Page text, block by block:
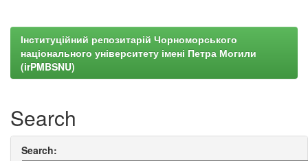
Інституційний репозитарій Чорноморського
національного університету імені Петра Могили
(irPMBSNU)
Search
Search: